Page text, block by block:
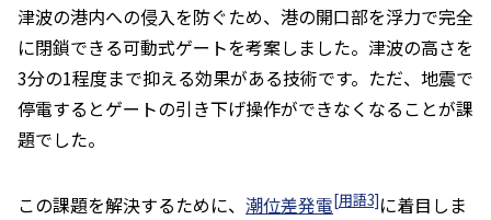
津波の港内への侵入を防ぐため、港の開口部を浮力で完全
に閉鎖できる可動式ゲートを考案しました。津波の高さを
3分の1程度まで抑える効果がある技術です。ただ、地震で
停電するとゲートの引き下げ操作ができなくなることが課
題でした。
この課題を解決するために、 潮位差発電[用語3]に着目しま